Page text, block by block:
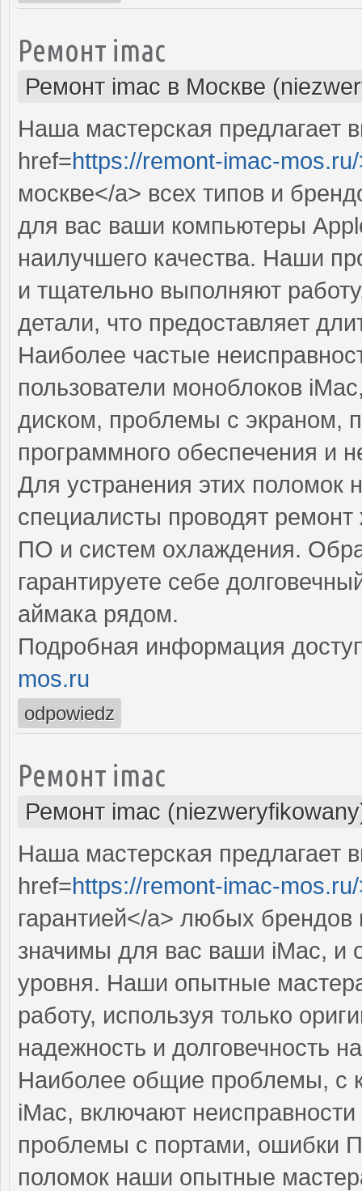
Ремонт imac
Ремонт imac в Москве
Наша мастерская предлагает
href=https://remont-imac-
москве</a> всех типов и
для вас ваши компьютеры
наилучшего качества. Наши
и тщательно выполняют
детали, что предоставляет
Наиболее частые
пользователи моноблоков
диском, проблемы с экраном,
программного обеспечения и
Для устранения этих
специалисты проводят
ПО и систем охлаждения.
гарантируете себе
аймака рядом.
Подробная информация
mos.ru
odpowiedz
Ремонт imac
Ремонт imac
Наша мастерская предлагает
href=https://remont-imac-
гарантией</a> любых
значимы для вас ваши iMac, и
уровня. Наши опытные
работу, используя только
надежность и долговечность
Наиболее общие проблемы, с
iMac, включают
проблемы с портами, ошибки
поломок наши опытные